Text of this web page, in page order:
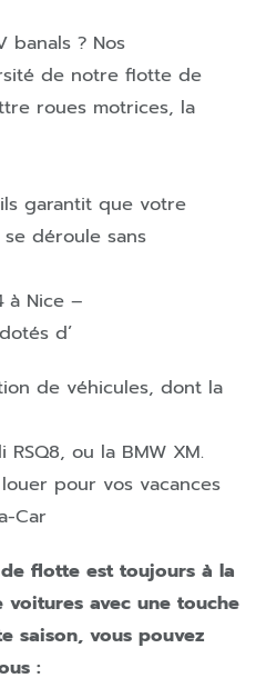
banals ? Nos
de notre flotte de
roues motrices, la
garantit que votre
se déroule sans
à Nice –
d’
de véhicules, dont la
RSQ8, ou la BMW XM.
pour vos vacances
Car
flotte est toujours à la
avec une touche
saison, vous pouvez
: